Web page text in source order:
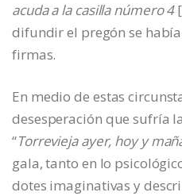
acuda a la casilla número 4
difundir el pregón se
firmas.
En medio de estas
desesperación que sufría
“Torrevieja ayer, hoy y
gala, tanto en lo
dotes imaginativas y